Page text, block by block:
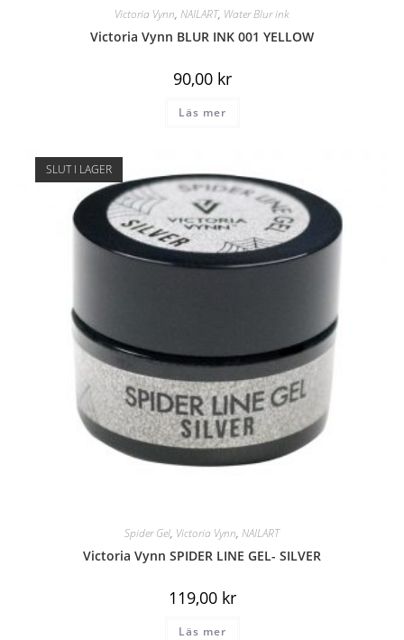
Victoria Vynn, NAILART, Water Blur ink
Victoria Vynn BLUR INK 001 YELLOW
90,00 kr
Läs mer
SLUT I LAGER
Spider Gel, Victoria Vynn, NAILART
Victoria Vynn SPIDER LINE GEL- SILVER
119,00 kr
Läs mer